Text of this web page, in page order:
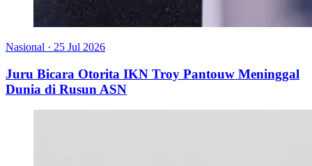
Nasional · 25 Jul 2026
Juru Bicara Otorita IKN Troy Pantouw Meninggal
Dunia di Rusun ASN